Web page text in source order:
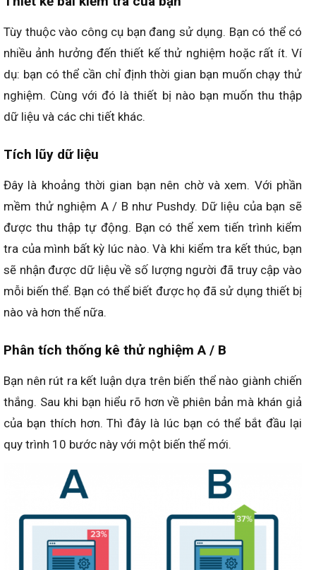
Tùy thuộc vào công cụ bạn đang sử dụng. Bạn có thể có
nhiều ảnh hưởng đến thiết kế thử nghiệm hoặc rất ít. Ví
dụ: bạn có thể cần chỉ định thời gian bạn muốn chạy thử
nghiệm. Cùng với đó là thiết bị nào bạn muốn thu thập
dữ liệu và các chi tiết khác.
Tích lũy dữ liệu
Đây là khoảng thời gian bạn nên chờ và xem. Với phần
mềm thử nghiệm A / B như Pushdy. Dữ liệu của bạn sẽ
được thu thập tự động. Bạn có thể xem tiến trình kiểm
tra của mình bất kỳ lúc nào. Và khi kiểm tra kết thúc, bạn
sẽ nhận được dữ liệu về số lượng người đã truy cập vào
mỗi biến thể. Bạn có thể biết được họ đã sử dụng thiết bị
nào và hơn thế nữa.
Phân tích thống kê thử nghiệm A / B
Bạn nên rút ra kết luận dựa trên biến thể nào giành chiến
thắng. Sau khi bạn hiểu rõ hơn về phiên bản mà khán giả
của bạn thích hơn. Thì đây là lúc bạn có thể bắt đầu lại
quy trình 10 bước này với một biến thể mới.